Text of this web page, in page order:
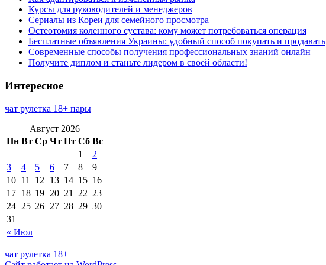
Курсы для руководителей и менеджеров
Сериалы из Кореи для семейного просмотра
Остеотомия коленного сустава: кому может потребоваться операция
Бесплатные объявления Украины: удобный способ покупать и продавать
Современные способы получения профессиональных знаний онлайн
Получите диплом и станьте лидером в своей области!
Интересное
чат рулетка 18+ пары
Август 2026
Пн Вт Ср Чт Пт Сб Вс
« Июл
1
2
3
4 5 6 7 8
9
10 11 12 13 14 15 16
17 18 19 20 21 22 23
24 25 26 27 28 29 30
31
чат рулетка 18+